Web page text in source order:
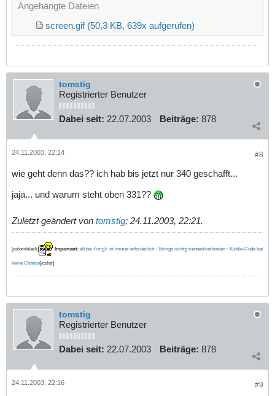
Angehängte Dateien
screen.gif (50,3 KB, 639x aufgerufen)
tomstig
Registrierter Benutzer
Dabei seit: 22.07.2003 Beiträge: 878
#8
24.11.2003, 22:14
wie geht denn das?? ich hab bis jetzt nur 340 geschafft...
jaja... und warum steht oben 331??
Zuletzt geändert von tomstig; 24.11.2003, 22:21.
[color=black] Important: alt bei <img> ist immer erforderlich · Strings richtig trennen/verbinden · Kiddie-Code hat
keine Chance[/color]
tomstig
Registrierter Benutzer
Dabei seit: 22.07.2003 Beiträge: 878
#9
24.11.2003, 22:16